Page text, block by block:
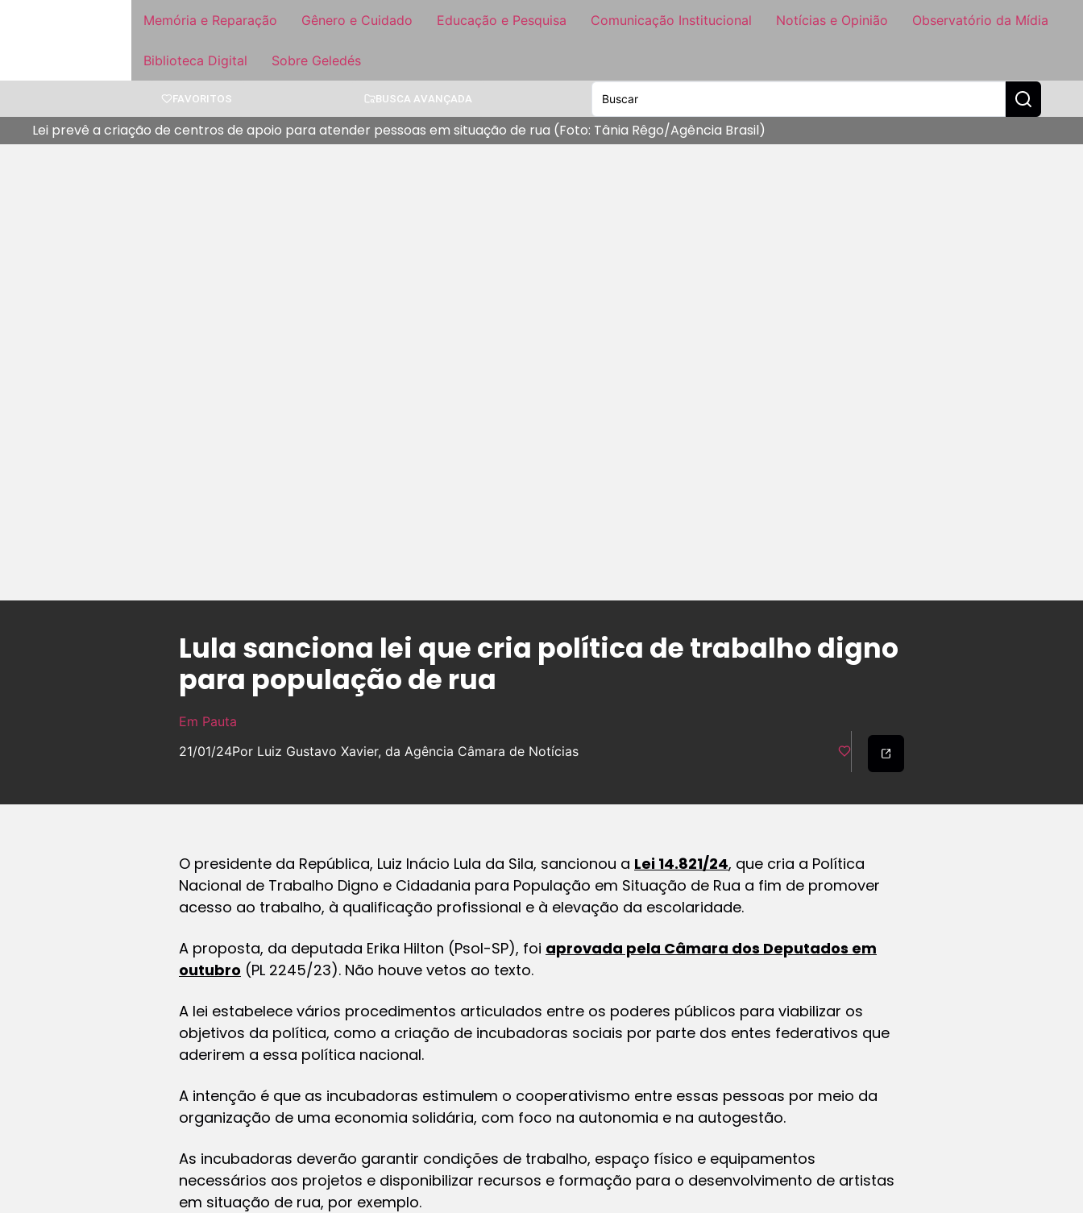
Memória e Reparação Gênero e Cuidado Educação e Pesquisa Comunicação Institucional Notícias e Opinião Observatório da Mídia
Biblioteca Digital Sobre Geledés
FAVORITOS BUSCA AVANÇADA
Lei prevê a criação de centros de apoio para atender pessoas em situação de rua (Foto: Tânia Rêgo/Agência Brasil)
Lula sanciona lei que cria política de trabalho digno
para população de rua
Em Pauta
21/01/24Por Luiz Gustavo Xavier, da Agência Câmara de Notícias
O presidente da República, Luiz Inácio Lula da Sila, sancionou a Lei 14.821/24, que cria a Política
Nacional de Trabalho Digno e Cidadania para População em Situação de Rua a fim de promover
acesso ao trabalho, à qualificação profissional e à elevação da escolaridade.
A proposta, da deputada Erika Hilton (Psol-SP), foi aprovada pela Câmara dos Deputados em
outubro (PL 2245/23). Não houve vetos ao texto.
A lei estabelece vários procedimentos articulados entre os poderes públicos para viabilizar os
objetivos da política, como a criação de incubadoras sociais por parte dos entes federativos que
aderirem a essa política nacional.
A intenção é que as incubadoras estimulem o cooperativismo entre essas pessoas por meio da
organização de uma economia solidária, com foco na autonomia e na autogestão.
As incubadoras deverão garantir condições de trabalho, espaço físico e equipamentos
necessários aos projetos e disponibilizar recursos e formação para o desenvolvimento de artistas
em situação de rua, por exemplo.